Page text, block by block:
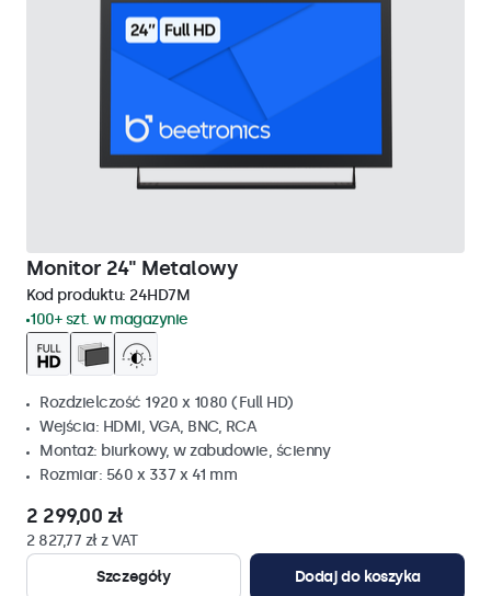
Monitor 24" Metalowy
Kod produktu: 24HD7M
100+ szt. w magazynie
Rozdzielczość 1920 x 1080 (Full HD)
Wejścia: HDMI, VGA, BNC, RCA
Montaż: biurkowy, w zabudowie, ścienny
Rozmiar: 560 x 337 x 41 mm
2 299,00 zł
2 827,77 zł z VAT
Szczegóły
Dodaj do koszyka